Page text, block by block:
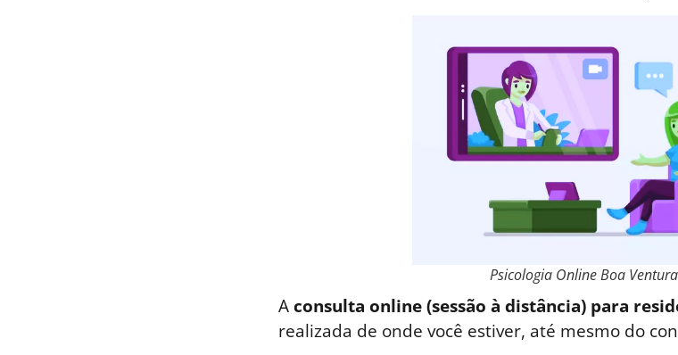
Psicologia Online Boa
Aconsulta online (sessão à distância) para
realizada de onde você estiver, até mesmo do